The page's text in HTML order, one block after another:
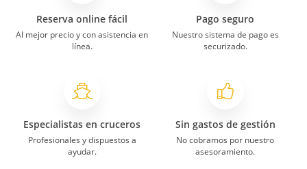
Reserva online fácil
Al mejor precio y con asistencia en
línea.
Pago seguro
Nuestro sistema de pago es
securizado.
Especialistas en cruceros
Profesionales y dispuestos a
ayudar.
Sin gastos de gestión
No cobramos por nuestro
asesoramiento.